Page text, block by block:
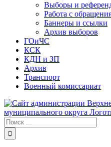
Выборы и
Работа с
Баннеры и ссылки
Архив выборов
ГОиЧС
КСК
КДН и ЗП
Архив
Транспорт
Военный комиссариат
Результат
поиска: